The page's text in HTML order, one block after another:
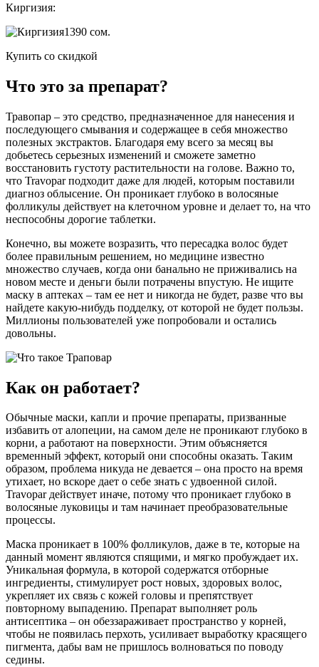
Киргизия:
1390 сом.
Купить со скидкой
Что это за препарат?
Травопар – это средство, предназначенное для нанесения и
последующего смывания и содержащее в себя множество
полезных экстрактов. Благодаря ему всего за месяц вы
добьетесь серьезных изменений и сможете заметно
восстановить густоту растительности на голове. Важно то,
что Travopar подходит даже для людей, которым поставили
диагноз облысение. Он проникает глубоко в волосяные
фолликулы действует на клеточном уровне и делает то, на что
неспособны дорогие таблетки.
Конечно, вы можете возразить, что пересадка волос будет
более правильным решением, но медицине известно
множество случаев, когда они банально не приживались на
новом месте и деньги были потрачены впустую. Не ищите
маску в аптеках – там ее нет и никогда не будет, разве что вы
найдете какую-нибудь подделку, от которой не будет пользы.
Миллионы пользователей уже попробовали и остались
довольны.
Как он работает?
Обычные маски, капли и прочие препараты, призванные
избавить от алопеции, на самом деле не проникают глубоко в
корни, а работают на поверхности. Этим объясняется
временный эффект, который они способны оказать. Таким
образом, проблема никуда не девается – она просто на время
утихает, но вскоре дает о себе знать с удвоенной силой.
Travopar действует иначе, потому что проникает глубоко в
волосяные луковицы и там начинает преобразовательные
процессы.
Маска проникает в 100% фолликулов, даже в те, которые на
данный момент являются спящими, и мягко пробуждает их.
Уникальная формула, в которой содержатся отборные
ингредиенты, стимулирует рост новых, здоровых волос,
укрепляет их связь с кожей головы и препятствует
повторному выпадению. Препарат выполняет роль
антисептика – он обеззараживает пространство у корней,
чтобы не появилась перхоть, усиливает выработку красящего
пигмента, дабы вам не пришлось волноваться по поводу
седины.